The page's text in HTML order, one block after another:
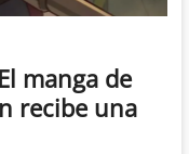
manga de
recibe una